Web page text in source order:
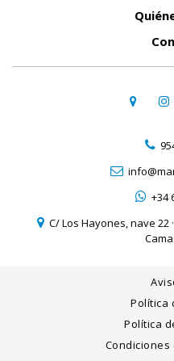
+34
C/ Los Hayones, nave 22
Política
Política